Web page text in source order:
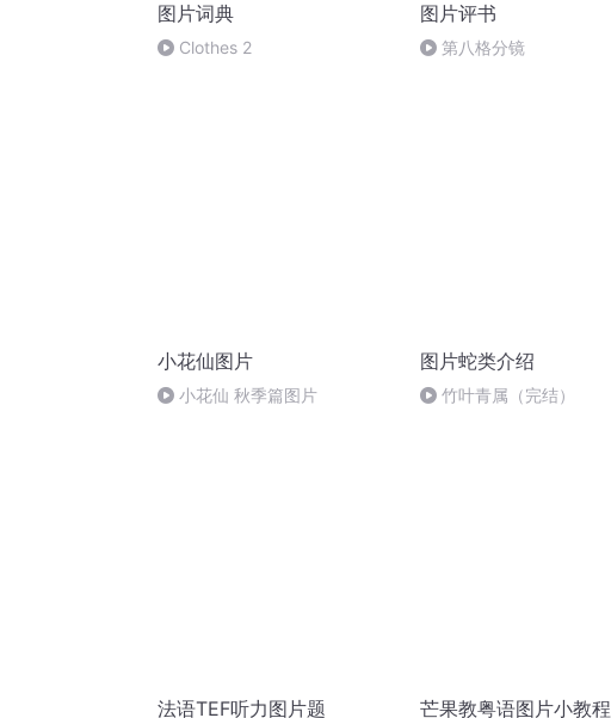
图片词典
Clothes 2
图片评书
第八格分镜
小花仙图片
小花仙 秋季篇图片
图片蛇类介绍
竹叶青属（完结）
法语TEF听力图片题 芒果教粤语图片小教程